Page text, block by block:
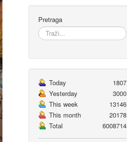
Pretraga
Today
1807
Yesterday
3000
This week
13146
This month
20178
Total
6008714